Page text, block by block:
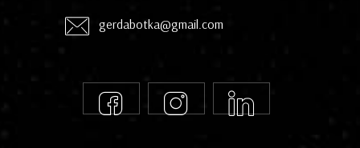
gerdabotka@gmail.com